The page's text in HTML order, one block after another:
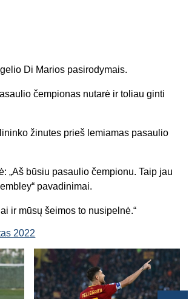
Di Marios pasirodymais.
čempionas nutarė ir toliau ginti
žinutes prieš lemiamas pasaulio
„Aš būsiu pasaulio čempionu. Taip jau
pavadinimai.
ir mūsų šeimos to nusipelnė.“
2022